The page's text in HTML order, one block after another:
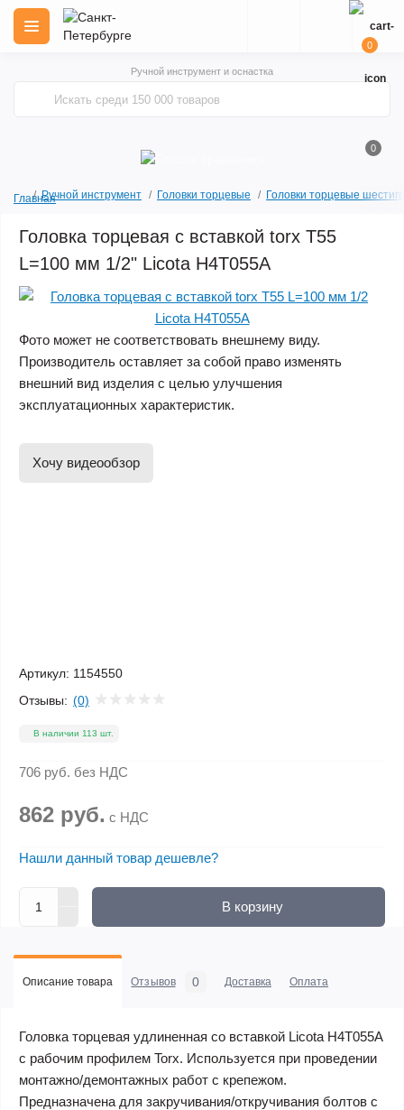
Ручной инструмент и оснастка
0
0
ГлавнаяРучной инструмент Головки торцевые Головки торцевые
Головка торцевая с вставкой torx T55
L=100 мм 1/2" Licota H4T055A
Фото может не соответствовать внешнему виду.
Производитель оставляет за собой право изменять
внешний вид изделия с целью улучшения
эксплуатационных характеристик.
Хочу видеообзор
Артикул: 1154550
Отзывы: (0)
В наличии 113 шт.
706 руб. без НДС
862 руб. с НДС
Нашли данный товар дешевле?
В корзину
Описание товара Отзывов 0 Доставка Оплата
Головка торцевая удлиненная со вставкой Licota H4T055A
с рабочим профилем Torx. Используется при проведении
монтажно/демонтажных работ с крепежом.
Предназначена для закручивания/откручивания болтов с